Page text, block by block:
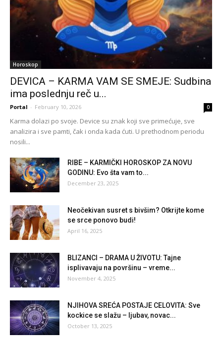
Horoskop
DEVICA – KARMA VAM SE SMEJE: Sudbina
ima poslednju reč u...
Portal - February 10, 2026 0
Karma dolazi po svoje. Device su znak koji sve primećuje, sve
analizira i sve pamti, čak i onda kada ćuti. U prethodnom periodu
nosili...
RIBE – KARMIČKI HOROSKOP ZA NOVU
GODINU: Evo šta vam to...
December 23, 2025
Neočekivan susret s bivšim? Otkrijte kome
se srce ponovo budi!
April 16, 2025
BLIZANCI – DRAMA U ŽIVOTU: Tajne
isplivavaju na površinu – vreme...
November 4, 2025
NJIHOVA SREĆA POSTAJE CELOVITA: Sve
kockice se slažu – ljubav, novac...
October 13, 2025